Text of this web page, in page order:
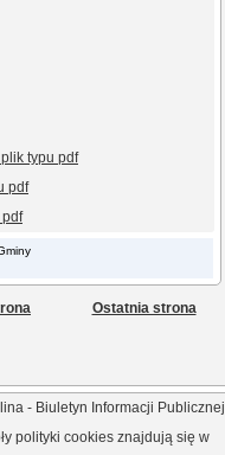
typu pdf
pdf
pdf
Ostatnia strona
- Biuletyn Informacji Publicznej
polityki cookies znajdują się w